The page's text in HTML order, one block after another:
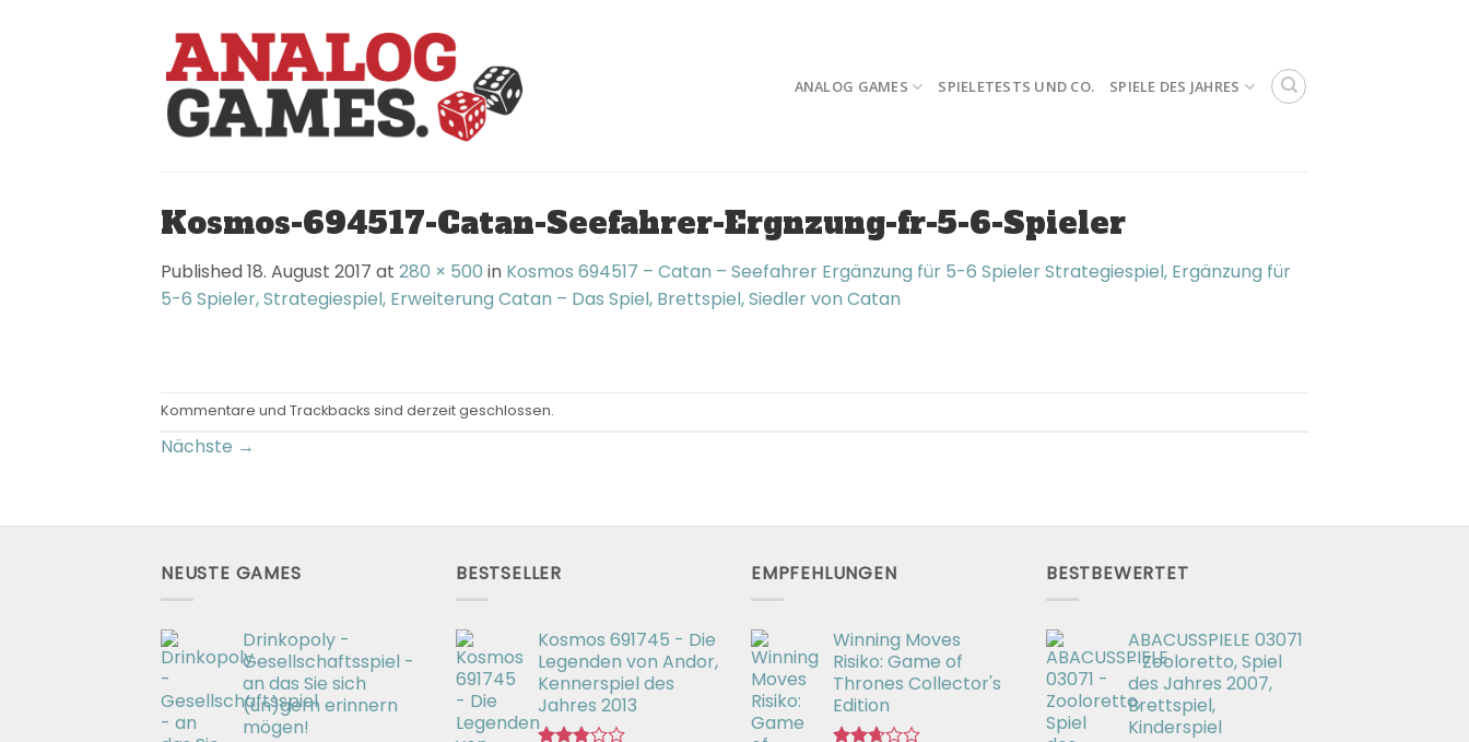
ANALOG GAMES SPIELETESTS UND CO. SPIELE DES JAHRES
Kosmos-694517-Catan-Seefahrer-Ergnzung-fr-5-6-Spieler
Published18. August 2017 at 280 × 500 in Kosmos 694517 – Catan – Seefahrer Ergänzung für 5-6 Spieler Strategiespiel, Ergänzung für
5-6 Spieler, Strategiespiel, Erweiterung Catan – Das Spiel, Brettspiel, Siedler von Catan
Kommentare und Trackbacks sind derzeit geschlossen.
Nächste →
NEUSTE GAMES
Drinkopoly -
Gesellschaftsspiel -
an das Sie sich
(un)gern erinnern
mögen!
BESTSELLER
Kosmos 691745 - Die
Legenden von Andor,
Kennerspiel des
Jahres 2013
EMPFEHLUNGEN
Winning Moves
Risiko: Game of
Thrones Collector's
Edition
BESTBEWERTET
ABACUSSPIELE 03071
- Zooloretto, Spiel
des Jahres 2007,
Brettspiel,
Kinderspiel